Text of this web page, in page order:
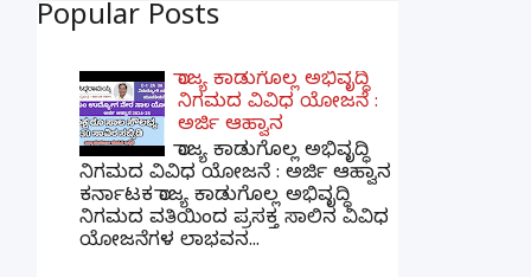
Popular Posts
ರಾಜ್ಯ ಕಾಡುಗೊಲ್ಲ ಅಭಿವೃದ್ಧಿ
ನಿಗಮದ ವಿವಿಧ ಯೋಜನೆ :
ಅರ್ಜಿ ಆಹ್ವಾನ
ರಾಜ್ಯ ಕಾಡುಗೊಲ್ಲ ಅಭಿವೃದ್ಧಿ
ನಿಗಮದ ವಿವಿಧ ಯೋಜನೆ : ಅರ್ಜಿ ಆಹ್ವಾನ
ಕರ್ನಾಟಕ ರಾಜ್ಯ ಕಾಡುಗೊಲ್ಲ ಅಭಿವೃದ್ಧಿ
ನಿಗಮದ ವತಿಯಿಂದ ಪ್ರಸಕ್ತ ಸಾಲಿನ ವಿವಿಧ
ಯೋಜನೆಗಳ ಲಾಭವನ...